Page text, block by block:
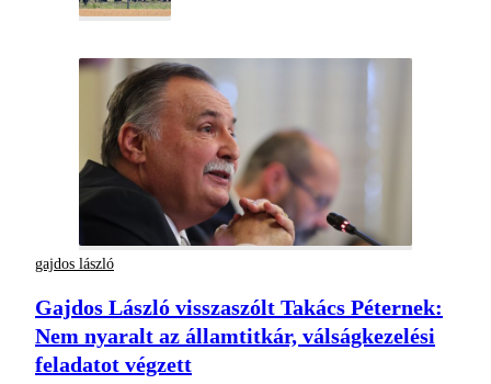
gajdos lászló
Gajdos László visszaszólt Takács Péternek:
Nem nyaralt az államtitkár, válságkezelési
feladatot végzett